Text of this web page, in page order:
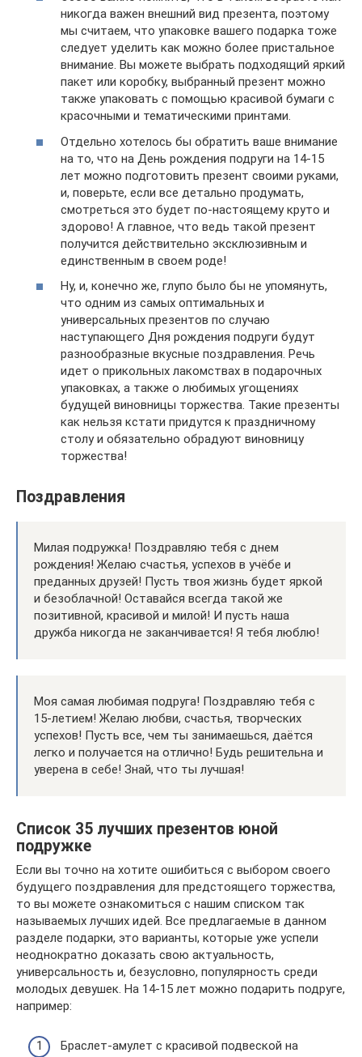
никогда важен внешний вид презента, поэтому
мы считаем, что упаковке вашего подарка тоже
следует уделить как можно более пристальное
внимание. Вы можете выбрать подходящий яркий
пакет или коробку, выбранный презент можно
также упаковать с помощью красивой бумаги с
красочными и тематическими принтами.
Отдельно хотелось бы обратить ваше внимание
на то, что на День рождения подруги на 14-15
лет можно подготовить презент своими руками,
и, поверьте, если все детально продумать,
смотреться это будет по-настоящему круто и
здорово! А главное, что ведь такой презент
получится действительно эксклюзивным и
единственным в своем роде!
Ну, и, конечно же, глупо было бы не упомянуть,
что одним из самых оптимальных и
универсальных презентов по случаю
наступающего Дня рождения подруги будут
разнообразные вкусные поздравления. Речь
идет о прикольных лакомствах в подарочных
упаковках, а также о любимых угощениях
будущей виновницы торжества. Такие презенты
как нельзя кстати придутся к праздничному
столу и обязательно обрадуют виновницу
торжества!
Поздравления
Милая подружка! Поздравляю тебя с днем
рождения! Желаю счастья, успехов в учёбе и
преданных друзей! Пусть твоя жизнь будет яркой
и безоблачной! Оставайся всегда такой же
позитивной, красивой и милой! И пусть наша
дружба никогда не заканчивается! Я тебя люблю!
Моя самая любимая подруга! Поздравляю тебя с
15-летием! Желаю любви, счастья, творческих
успехов! Пусть все, чем ты занимаешься, даётся
легко и получается на отлично! Будь решительна и
уверена в себе! Знай, что ты лучшая!
Список 35 лучших презентов юной
подружке
Если вы точно на хотите ошибиться с выбором своего
будущего поздравления для предстоящего торжества,
то вы можете ознакомиться с нашим списком так
называемых лучших идей. Все предлагаемые в данном
разделе подарки, это варианты, которые уже успели
неоднократно доказать свою актуальность,
универсальность и, безусловно, популярность среди
молодых девушек. На 14-15 лет можно подарить подруге,
например:
Браслет-амулет с красивой подвеской на